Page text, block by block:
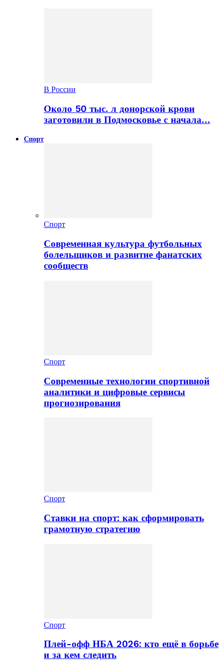
В России
Около 50 тыс. л донорской крови
заготовили в Подмосковье с начала…
Спорт
Спорт
Современная культура футбольных
болельщиков и развитие фанатских
сообществ
Спорт
Современные технологии спортивной
аналитики и цифровые сервисы
прогнозирования
Спорт
Ставки на спорт: как сформировать
грамотную стратегию
Спорт
Плей-офф НБА 2026: кто ещё в борьбе
и за кем следить